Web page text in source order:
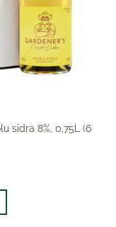
sidra 8%, 0,75L (6